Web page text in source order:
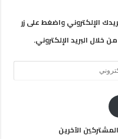
الإلكتروني واضغط على زر
البريد الإلكتروني.